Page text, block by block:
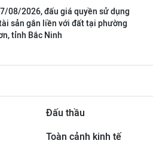
08/2026, đấu giá quyền sử dụng
sản gắn liền với đất tại phường
tỉnh Bắc Ninh
Đấu thầu
Toàn cảnh kinh tế